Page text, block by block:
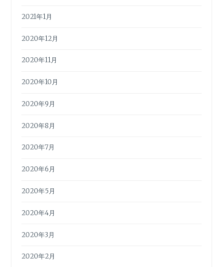
2021年1月
2020年12月
2020年11月
2020年10月
2020年9月
2020年8月
2020年7月
2020年6月
2020年5月
2020年4月
2020年3月
2020年2月